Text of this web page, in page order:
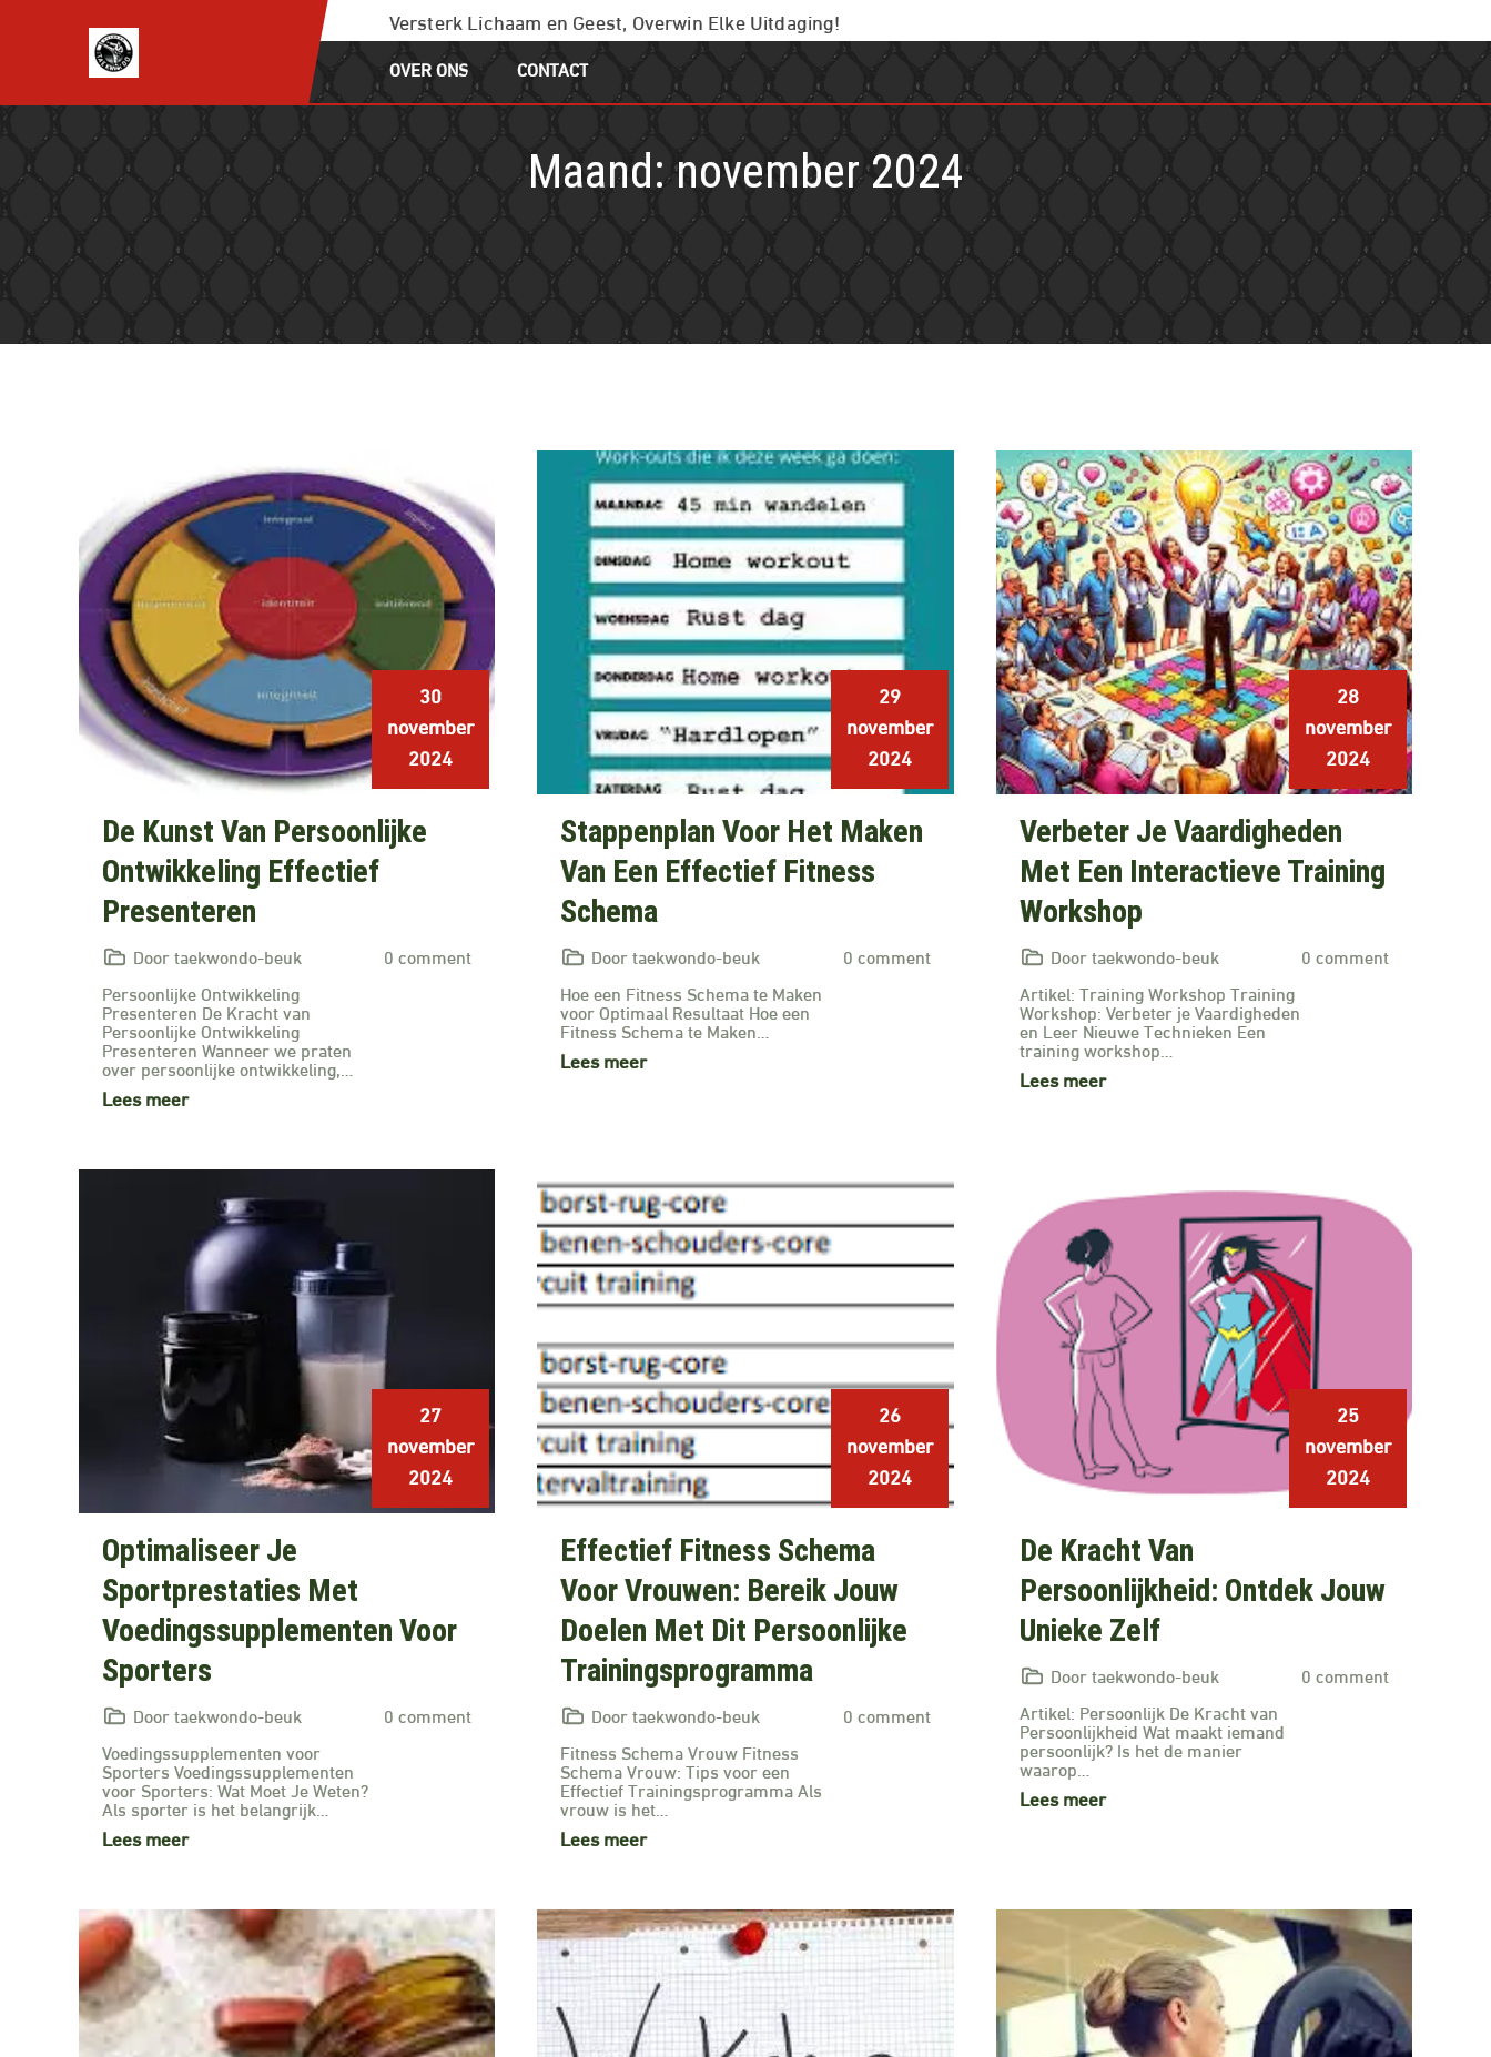
inhoud
Versterk Lichaam en Geest, Overwin Elke Uitdaging!
OVER ONS CONTACT
Maand:november 2024
30
november
2024
De Kunst Van Persoonlijke
Ontwikkeling Effectief
Presenteren
Door taekwondo-beuk
0 comment
Persoonlijke Ontwikkeling
Presenteren De Kracht van
Persoonlijke Ontwikkeling
Presenteren Wanneer we praten
over persoonlijke ontwikkeling,…
Lees meer
29
november
2024
Stappenplan Voor Het Maken
Van Een Effectief Fitness
Schema
Door taekwondo-beuk
0 comment
Hoe een Fitness Schema te Maken
voor Optimaal Resultaat Hoe een
Fitness Schema te Maken…
Lees meer
28
november
2024
Verbeter Je Vaardigheden
Met Een Interactieve Training
Workshop
Door taekwondo-beuk
0 comment
Artikel: Training Workshop Training
Workshop: Verbeter je Vaardigheden
en Leer Nieuwe Technieken Een
training workshop…
Lees meer
27
november
2024
Optimaliseer Je
Sportprestaties Met
Voedingssupplementen Voor
Sporters
Door taekwondo-beuk
0 comment
Voedingssupplementen voor
Sporters Voedingssupplementen
voor Sporters: Wat Moet Je Weten?
Als sporter is het belangrijk…
Lees meer
26
november
2024
Effectief Fitness Schema
Voor Vrouwen: Bereik Jouw
Doelen Met Dit Persoonlijke
Trainingsprogramma
Door taekwondo-beuk
0 comment
Fitness Schema Vrouw Fitness
Schema Vrouw: Tips voor een
Effectief Trainingsprogramma Als
vrouw is het…
Lees meer
25
november
2024
De Kracht Van
Persoonlijkheid: Ontdek Jouw
Unieke Zelf
Door taekwondo-beuk
0 comment
Artikel: Persoonlijk De Kracht van
Persoonlijkheid Wat maakt iemand
persoonlijk? Is het de manier
waarop…
Lees meer